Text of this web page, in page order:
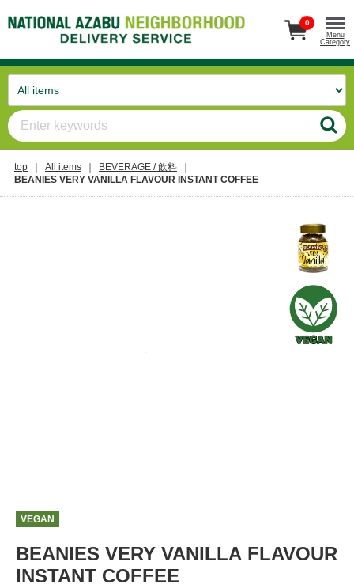
0
Menu
Category
top All items
BEVERAGE / 飲料
BEANIES VERY VANILLA FLAVOUR INSTANT COFFEE
VEGAN
BEANIES VERY VANILLA FLAVOUR
INSTANT COFFEE